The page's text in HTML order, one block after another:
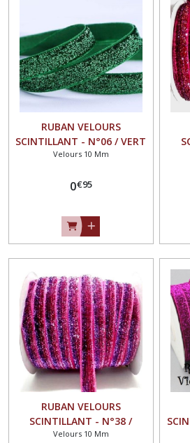
RUBAN VELOURS
SCINTILLANT - N°06 / VERT
SAPIN ** 10 mm ** GALON
au mètre
Velours 10 Mm
0€95
RUBAN VELOURS
SCINTILLANT - N°38 /
FUCHSIA BLEU ** 10 mm **
Velours 10 Mm
(7)
Afficher